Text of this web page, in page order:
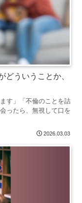
どういうことか、
す」「不倫のことを詰
ったら、無視して口を
2026.03.03